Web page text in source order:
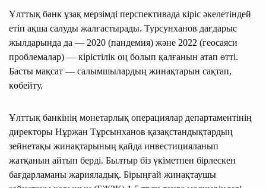
Ұлттық банк ұзақ мерзімді перспективада кіріс әкелетіндей
етіп ақша салуды жалғастырады. Турсунханов дағдарыс
жылдарында да — 2020 (пандемия) және 2022 (геосаяси
проблемалар) — кірістілік оң болып қалғанын атап өтті.
Басты мақсат — салымшылардың жинақтарын сақтап,
көбейту.
Ұлттық банкінің монетарлық операциялар департаментінің
директоры Нұржан Тұрсынханов қазақстандықтардың
зейнетақы жинақтарының қайда инвестицияланып
жатқанын айтып берді. Былтыр біз үкіметпен бірлескен
бағдарламаны жарияладық. Бірыңғай жинақтаушы